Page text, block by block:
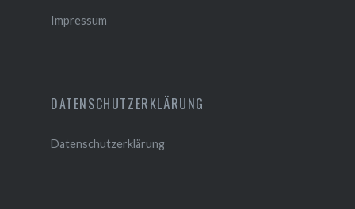
Impressum
DATENSCHUTZERKLÄRUNG
Datenschutzerklärung